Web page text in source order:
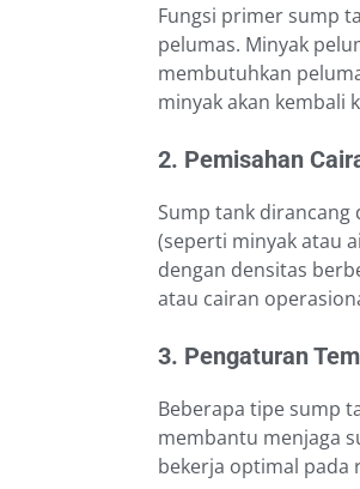
Fungsi primer sump
pelumas. Minyak
membutuhkan
minyak akan kembali
2. Pemisahan
Sump tank
(seperti minyak atau
dengan densitas
atau cairan
3. Pengaturan
Beberapa tipe sump
membantu menjaga
bekerja optimal